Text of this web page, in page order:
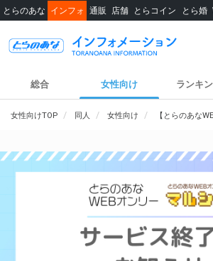
とらのあな インフォ 通販 店舗 とらコイン とら婚
総合 女性向け ランキ
女性向けTOP 同人 女性向け 【とらのあな